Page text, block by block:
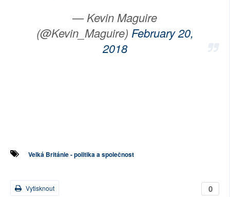
— Kevin Maguire
(@Kevin_Maguire) February 20,
2018
Velká Británie - politika a společnost
0
Vytisknout